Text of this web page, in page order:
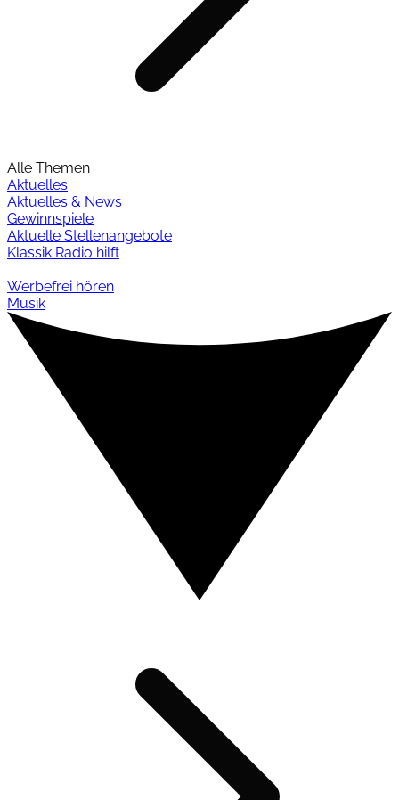
Alle Themen
Aktuelles
Aktuelles & News
Gewinnspiele
Aktuelle Stellenangebote
Klassik Radio hilft
Werbefrei hören
Musik